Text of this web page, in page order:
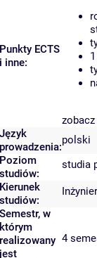
Punkty ECTS
i inne:
zobacz
Język
prowadzenia:
polski
Poziom
studiów:
studia
Kierunek
studiów:
Semestr, w
którym
realizowany
jest
4